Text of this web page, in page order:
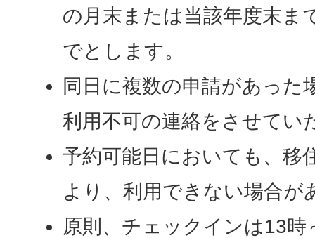
の月末または当該年度末ま
でとします。
同日に複数の申請があった
利用不可の連絡をさせてい
予約可能日においても、移
より、利用できない場合が
原則、チェックインは13